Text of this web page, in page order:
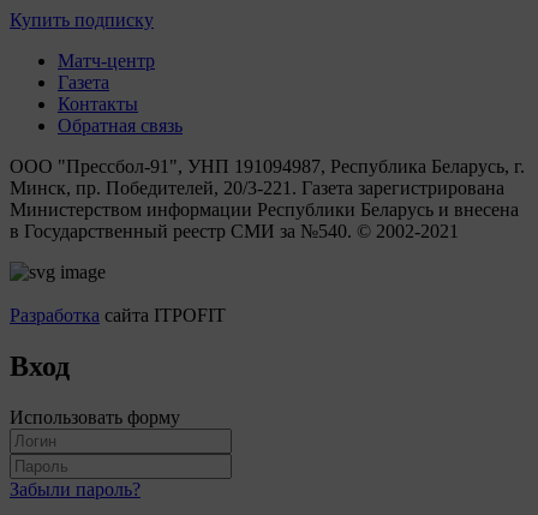
Купить подписку
Матч-центр
Газета
Контакты
Обратная связь
ООО "Прессбол-91", УНП 191094987, Республика Беларусь, г.
Минск, пр. Победителей, 20/3-221. Газета зарегистрирована
Министерством информации Республики Беларусь и внесена
в Государственный реестр СМИ за №540. © 2002-2021
Разработка сайта ITPOFIT
Вход
Использовать форму
Забыли пароль?